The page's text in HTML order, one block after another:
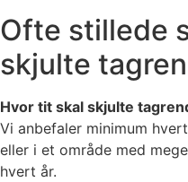
Ofte stillede
skjulte
Hvor tit skal skjulte
Vi anbefaler minimum
eller i et område med
hvert år.